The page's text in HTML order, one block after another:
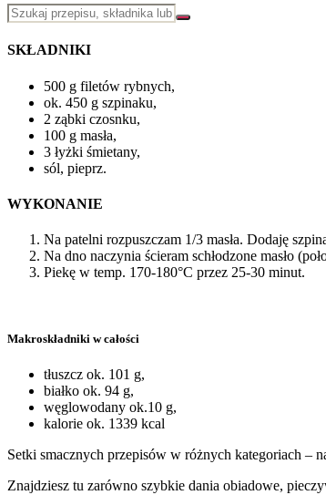
SKŁADNIKI
500 g filetów rybnych,
ok. 450 g szpinaku,
2 ząbki czosnku,
100 g masła,
3 łyżki śmietany,
sól, pieprz.
WYKONANIE
Na patelni rozpuszczam 1/3 masła. Dodaję
Na dno naczynia ścieram schłodzone masło
Piekę w temp. 170-180°C przez 25-30 minut.
Makroskładniki w całości
tłuszcz ok. 101 g,
białko ok. 94 g,
węglowodany ok.10 g,
kalorie ok. 1339 kcal
Setki smacznych przepisów w różnych kategoriach –
Znajdziesz tu zarówno szybkie dania obiadowe,